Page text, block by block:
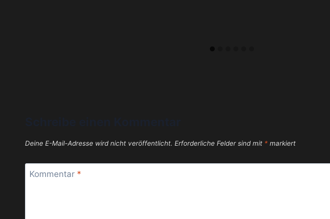
Deine E-Mail-Adresse wird nicht veröffentlicht. Erforderliche Felder sind mit * markiert
Kommentar *